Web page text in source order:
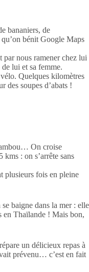
bananiers, de
bénit Google Maps
par nous ramener chez lui
lui et sa femme.
Quelques kilomètres
des soupes d’abats !
On croise
: on s’arrête sans
plusieurs fois en pleine
baigne dans la mer : elle
en Thaïlande ! Mais bon,
un délicieux repas à
prévenu… c’est en fait